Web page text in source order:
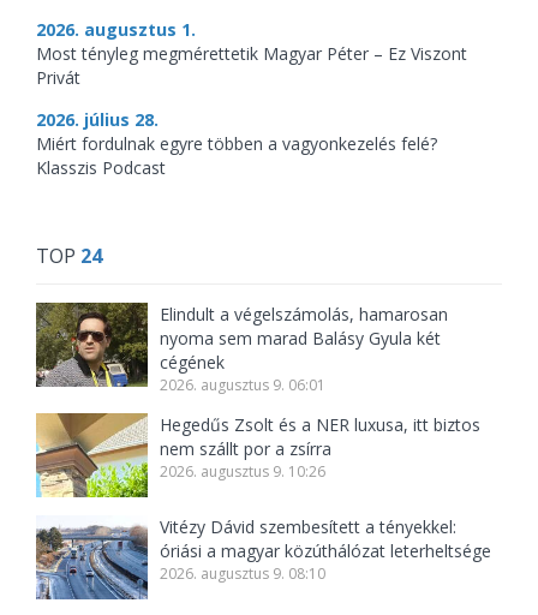
2026. augusztus 1.
Most tényleg megmérettetik Magyar Péter – Ez Viszont
Privát
2026. július 28.
Miért fordulnak egyre többen a vagyonkezelés felé?
Klasszis Podcast
TOP 24
Elindult a végelszámolás, hamarosan
nyoma sem marad Balásy Gyula két
cégének
2026. augusztus 9. 06:01
Hegedűs Zsolt és a NER luxusa, itt biztos
nem szállt por a zsírra
2026. augusztus 9. 10:26
Vitézy Dávid szembesített a tényekkel:
óriási a magyar közúthálózat leterheltsége
2026. augusztus 9. 08:10